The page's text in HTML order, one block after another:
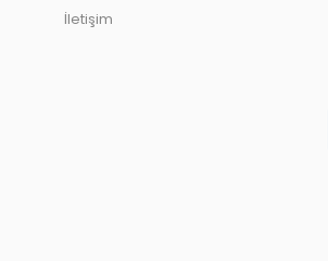
İletişim